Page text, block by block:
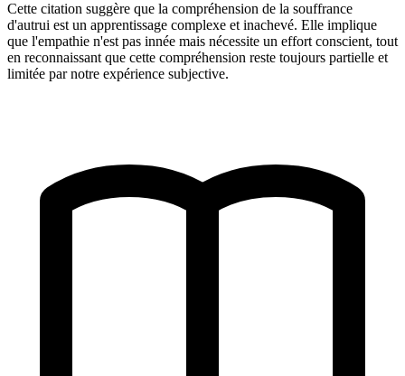
Cette citation suggère que la compréhension de la souffrance
d'autrui est un apprentissage complexe et inachevé. Elle implique
que l'empathie n'est pas innée mais nécessite un effort conscient, tout
en reconnaissant que cette compréhension reste toujours partielle et
limitée par notre expérience subjective.